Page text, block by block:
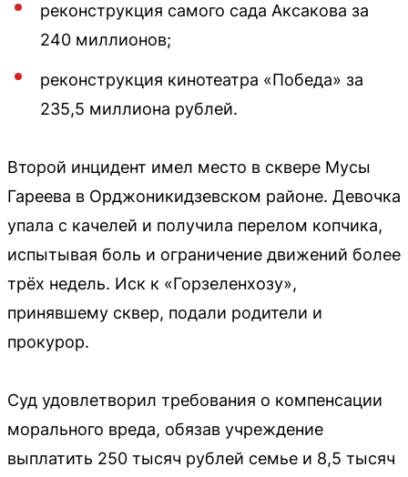
реконструкция самого сада Аксакова за
240 миллионов;
реконструкция кинотеатра «Победа» за
235,5 миллиона рублей.
Второй инцидент имел место в сквере Мусы
Гареева в Орджоникидзевском районе. Девочка
упала с качелей и получила перелом копчика,
испытывая боль и ограничение движений более
трёх недель. Иск к «Горзеленхозу»,
принявшему сквер, подали родители и
прокурор.
Суд удовлетворил требования о компенсации
морального вреда, обязав учреждение
выплатить 250 тысяч рублей семье и 8,5 тысяч